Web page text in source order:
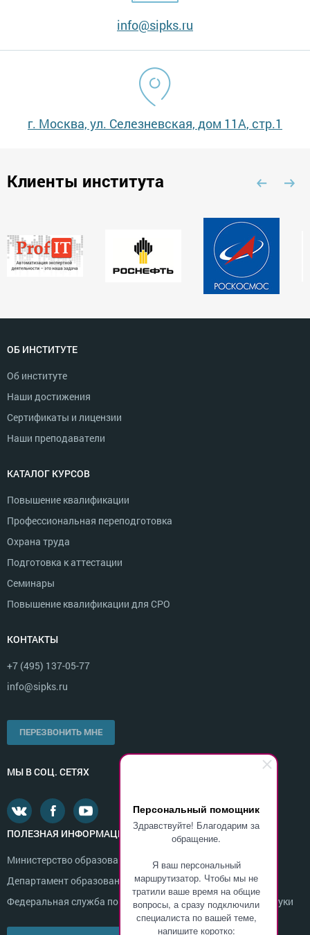
Персональный помощник
Здравствуйте! Благодарим за
обращение.
Я ваш персональный
маршрутизатор. Чтобы мы не
тратили ваше время на общие
вопросы, а сразу подключили
специалиста по вашей теме,
напишите коротко:
info@sipks.ru
г. Москва, ул. Селезневская, дом 11А, стр.1
Клиенты института
ОБ ИНСТИТУТЕ
Об институте
Наши достижения
Сертификаты и лицензии
Наши преподаватели
КАТАЛОГ КУРСОВ
Повышение квалификации
Профессиональная переподготовка
Охрана труда
Подготовка к аттестации
Семинары
Повышение квалификации для СРО
КОНТАКТЫ
+7 (495) 137-05-77
info@sipks.ru
ПЕРЕЗВОНИТЬ МНЕ
МЫ В СОЦ. СЕТЯХ
ПОЛЕЗНАЯ ИНФОРМАЦИЯ
Министерство образования и науки России
Департамент образования г. Москвы
Федеральная служба по надзору в сфере образования и науки